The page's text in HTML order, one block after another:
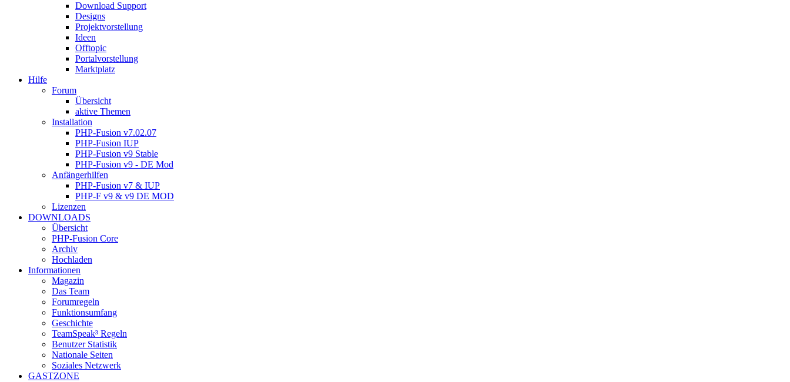
Download Support
Designs
Projektvorstellung
Ideen
Offtopic
Portalvorstellung
Marktplatz
Hilfe
Forum
Übersicht
aktive Themen
Installation
PHP-Fusion v7.02.07
PHP-Fusion IUP
PHP-Fusion v9 Stable
PHP-Fusion v9 - DE Mod
Anfängerhilfen
PHP-Fusion v7 & IUP
PHP-F v9 & v9 DE MOD
Lizenzen
DOWNLOADS
Übersicht
PHP-Fusion Core
Archiv
Hochladen
Informationen
Magazin
Das Team
Forumregeln
Funktionsumfang
Geschichte
TeamSpeak³ Regeln
Benutzer Statistik
Nationale Seiten
Soziales Netzwerk
GASTZONE